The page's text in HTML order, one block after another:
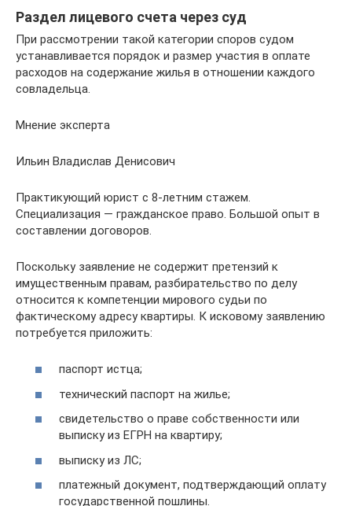
Раздел лицевого счета через суд
При рассмотрении такой категории споров судом
устанавливается порядок и размер участия в оплате
расходов на содержание жилья в отношении каждого
совладельца.
Мнение эксперта
Ильин Владислав Денисович
Практикующий юрист с 8-летним стажем.
Специализация — гражданское право. Большой опыт в
составлении договоров.
Поскольку заявление не содержит претензий к
имущественным правам, разбирательство по делу
относится к компетенции мирового судьи по
фактическому адресу квартиры. К исковому заявлению
потребуется приложить:
паспорт истца;
технический паспорт на жилье;
свидетельство о праве собственности или
выписку из ЕГРН на квартиру;
выписку из ЛС;
платежный документ, подтверждающий оплату
государственной пошлины.